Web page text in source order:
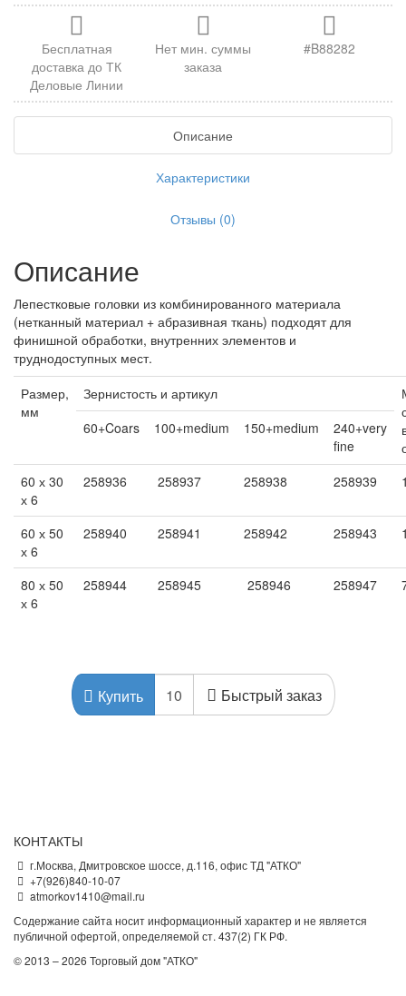
Бесплатная
доставка до ТК
Деловые Линии
Нет мин. суммы
заказа
#B88282
Описание
Характеристики
Отзывы (0)
Описание
Лепестковые головки из комбинированного материала
(нетканный материал + абразивная ткань) подходят для
финишной обработки, внутренних элементов и
труднодоступных мест.
Размер,
мм
Зернистость и артикул
60+Coars 100+medium 150+medium
240+very
fine
60 х 30
х 6
258936 258937 258938 258939
60 х 50
х 6
258940 258941 258942 258943
80 х 50
х 6
258944 258945 258946 258947
Купить Быстрый заказ
КОНТАКТЫ
г.Москва, Дмитровское шоссе, д.116, офис ТД "АТКО"
+7(926)840-10-07
atmorkov1410@mail.ru
Содержание сайта носит информационный характер и не является
публичной офертой, определяемой ст. 437(2) ГК РФ.
© 2013 – 2026 Торговый дом "АТКО"